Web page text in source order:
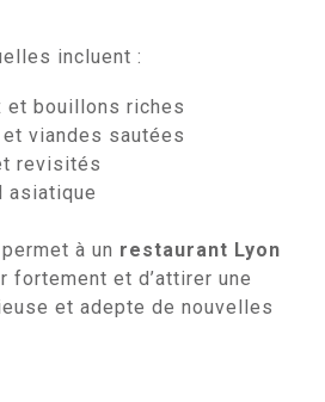
incluent :
et bouillons riches
viandes sautées
revisités
asiatique
à un restaurant Lyon
fortement et d’attirer une
et adepte de nouvelles